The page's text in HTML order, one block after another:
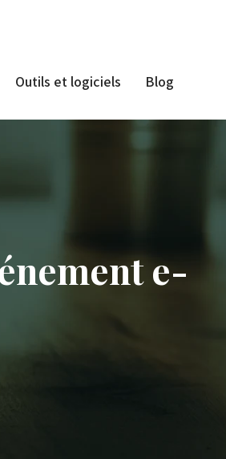
Outils et logiciels Blog
e-